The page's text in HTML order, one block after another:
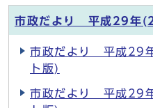
市政だより 平成29年
市政だより 平成29
ト版)
市政だより 平成29